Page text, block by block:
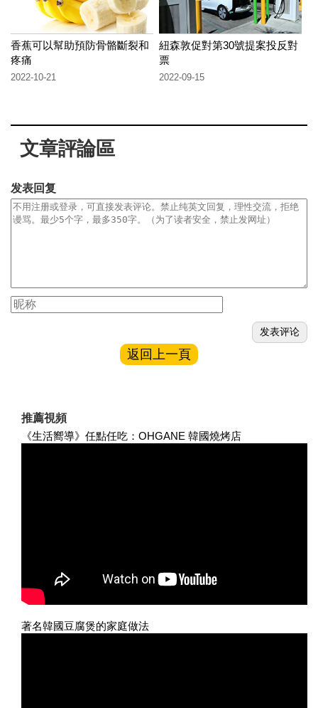
香蕉可以幫助預防骨骼斷裂和
疼痛
2022-10-21
紐森敦促對第30號提案投反對
票
2022-09-15
文章評論區
发表回复
返回上一頁
推薦視頻
《生活嚮導》任點任吃：OHGANE 韓國燒烤店
著名韓國豆腐煲的家庭做法